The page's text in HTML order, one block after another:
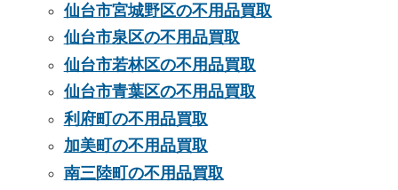
仙台市宮城野区の不用品買取
仙台市泉区の不用品買取
仙台市若林区の不用品買取
仙台市青葉区の不用品買取
利府町の不用品買取
加美町の不用品買取
南三陸町の不用品買取